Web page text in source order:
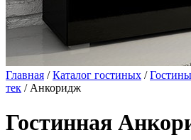
Главная /Каталог гостиных /
тек / Анкоридж
Гостинная